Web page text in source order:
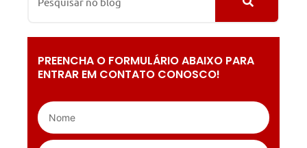
PREENCHA O FORMULÁRIO ABAIXO PARA
ENTRAR EM CONTATO CONOSCO!